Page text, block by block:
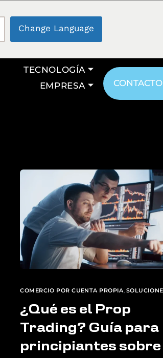
Change Language
TECNOLOGÍA
EMPRESA
CONTACTO
COMERCIO POR CUENTA PROPIA,
¿Qué es el Prop
Trading? Guía para
principiantes sobre